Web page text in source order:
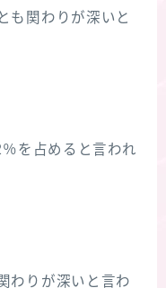
わりが深いと
占めると言われ
が深いと言わ